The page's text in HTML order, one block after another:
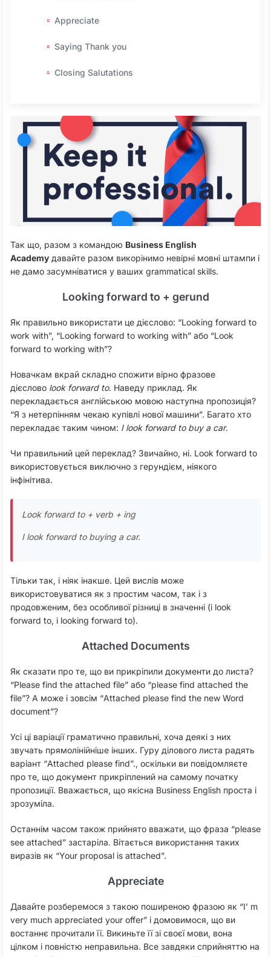
Appreciate
Saying Thank you
Closing Salutations
Так що, разом з командою Business English
Academy давайте разом викорінимо невірні мовні штампи і
не дамо засумніватися у ваших grammatical skills.
Looking forward to + gerund
Як правильно використати це дієслово: “Looking forward to
work with”, “Looking forward to working with” або “Look
forward to working with”?
Новачкам вкрай складно спожити вірно фразове
дієслово look forward to. Наведу приклад. Як
перекладається англійською мовою наступна пропозиція?
“Я з нетерпінням чекаю купівлі нової машини”. Багато хто
перекладає таким чином: I look forward to buy a car.
Чи правильний цей переклад? Звичайно, ні. Look forward to
використовується виключно з герундієм, ніякого
інфінітива.
Look forward to + verb + ing
I look forward to buying a car.
Тільки так, і ніяк інакше. Цей вислів може
використовуватися як з простим часом, так і з
продовженим, без особливої різниці в значенні (і look
forward to, і looking forward to).
Attached Documents
Як сказати про те, що ви прикріпили документи до листа?
“Please find the attached file” або “please find attached the
file”? А може і зовсім “Attached please find the new Word
document”?
Усі ці варіації граматично правильні, хоча деякі з них
звучать прямолінійніше інших. Гуру ділового листа радять
варіант “Attached please find”., оскільки ви повідомляєте
про те, що документ прикріплений на самому початку
пропозиції. Вважається, що якісна Business English проста і
зрозуміла.
Останнім часом також прийнято вважати, що фраза “please
see attached” застаріла. Вітається використання таких
виразів як “Your proposal is attached”.
Appreciate
Давайте розберемося з такою поширеною фразою як “I’ m
very much appreciated your offer” і домовимося, що ви
востаннє прочитали її. Викиньте її зі своєї мови, вона
цілком і повністю неправильна. Все завдяки сприйняттю на